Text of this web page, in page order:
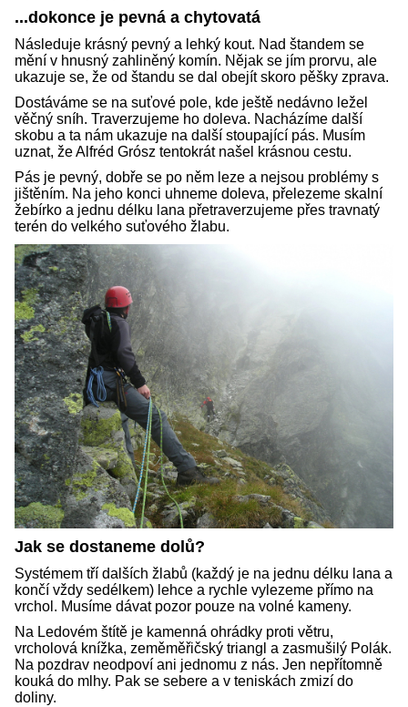
...dokonce je pevná a chytovatá
Následuje krásný pevný a lehký kout. Nad štandem se
mění v hnusný zahliněný komín. Nějak se jím prorvu, ale
ukazuje se, že od štandu se dal obejít skoro pěšky zprava.
Dostáváme se na suťové pole, kde ještě nedávno ležel
věčný sníh. Traverzujeme ho doleva. Nacházíme další
skobu a ta nám ukazuje na další stoupající pás. Musím
uznat, že Alfréd Grósz tentokrát našel krásnou cestu.
Pás je pevný, dobře se po něm leze a nejsou problémy s
jištěním. Na jeho konci uhneme doleva, přelezeme skalní
žebírko a jednu délku lana přetraverzujeme přes travnatý
terén do velkého suťového žlabu.
Jak se dostaneme dolů?
Systémem tří dalších žlabů (každý je na jednu délku lana a
končí vždy sedélkem) lehce a rychle vylezeme přímo na
vrchol. Musíme dávat pozor pouze na volné kameny.
Na Ledovém štítě je kamenná ohrádky proti větru,
vrcholová knížka, zeměměřičský triangl a zasmušilý Polák.
Na pozdrav neodpoví ani jednomu z nás. Jen nepřítomně
kouká do mlhy. Pak se sebere a v teniskách zmizí do
doliny.